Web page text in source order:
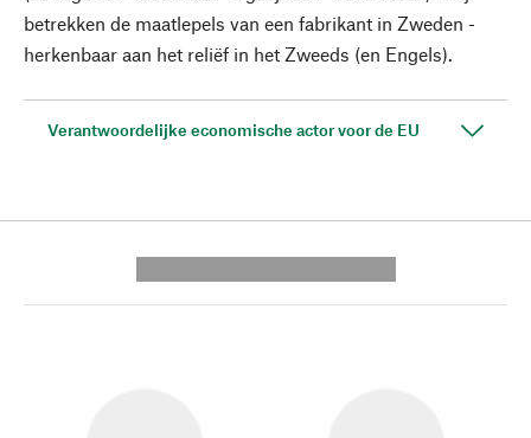
betrekken de maatlepels van een fabrikant in Zweden -
herkenbaar aan het reliëf in het Zweeds (en Engels).
Verantwoordelijke economische actor voor de EU